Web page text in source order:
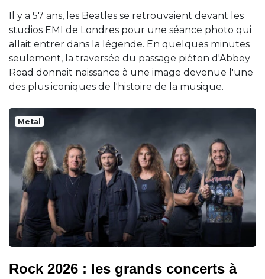
Il y a 57 ans, les Beatles se retrouvaient devant les
studios EMI de Londres pour une séance photo qui
allait entrer dans la légende. En quelques minutes
seulement, la traversée du passage piéton d'Abbey
Road donnait naissance à une image devenue l'une
des plus iconiques de l'histoire de la musique.
Metal
Rock 2026 : les grands concerts à